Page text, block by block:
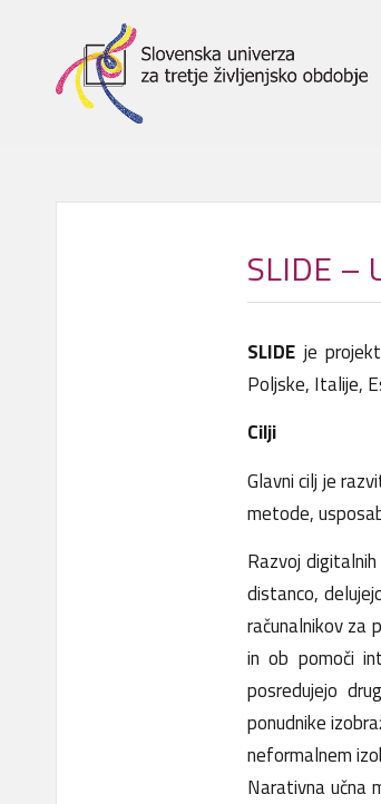
SLIDE –
SLIDE je
Poljske, Italije,
Cilji
Glavni cilj je
metode,
Razvoj
distanco,
računalnikov za
in ob pomoči
posredujejo
ponudnike
neformalnem
Narativna učna